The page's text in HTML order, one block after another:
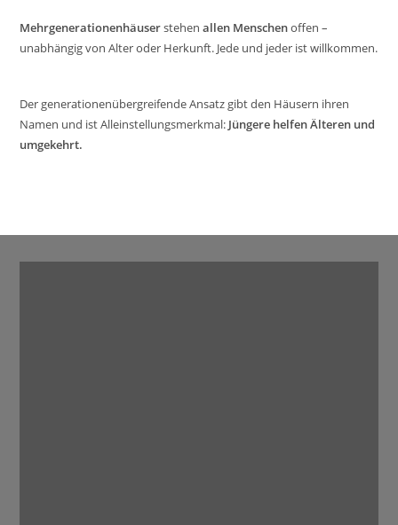
Mehrgenerationenhäuserstehenallen Menschenoffen –
unabhängig von Alter oder Herkunft. Jede und jeder ist willkommen.
Der generationenübergreifende Ansatz gibt den Häusern ihren
Namen und ist Alleinstellungsmerkmal: Jüngere helfen Älteren und
umgekehrt.